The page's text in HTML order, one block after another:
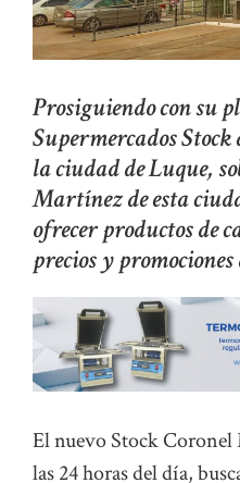
Prosiguiendo con su
Supermercados
la ciudad de Luque,
Martínez de esta
ofrecer productos de
precios y
El nuevo Stock Coronel
las 24 horas del día,